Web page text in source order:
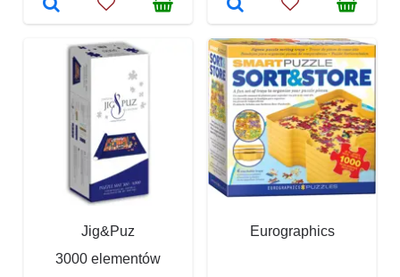
Jig&Puz
3000 elementów
Eurographics